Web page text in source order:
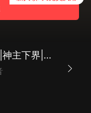
神王殿：戰神歸來|神主下界|除妖降魔|守護愛人|AI多播